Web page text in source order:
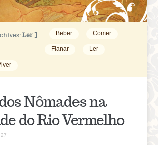
Ler ] Beber Comer
Flanar Ler
Nômades na
do Rio Vermelho